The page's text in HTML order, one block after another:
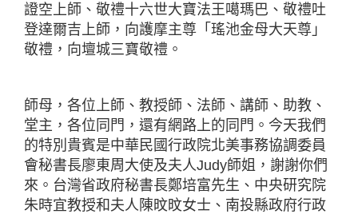
證空上師、敬禮十六世大寶法王噶瑪巴、敬禮吐
登達爾吉上師，向護摩主尊「瑤池金母大天尊」
敬禮，向壇城三寶敬禮。
師母，各位上師、教授師、法師、講師、助教、
堂主，各位同門，還有網路上的同門。今天我們
的特別貴賓是中華民國行政院北美事務協調委員
會秘書長廖東周大使及夫人Judy師姐，謝謝你們
來。台灣省政府秘書長鄭培富先生、中央研究院
朱時宜教授和夫人陳旼旼女士、南投縣政府行政